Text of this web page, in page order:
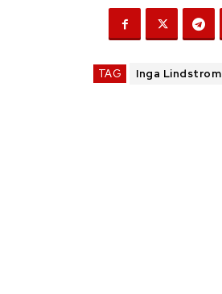
TAG Inga Lindstrom